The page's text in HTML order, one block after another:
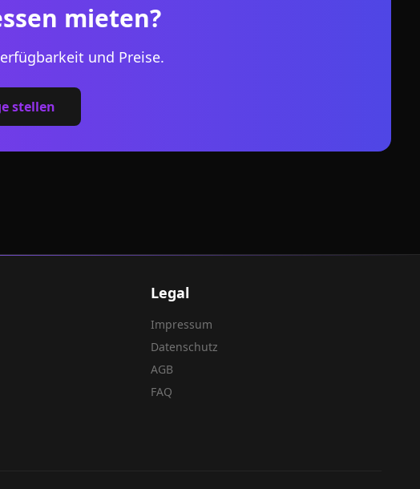
mieten?
und Preise.
stellen
Legal
Impressum
Datenschutz
AGB
FAQ